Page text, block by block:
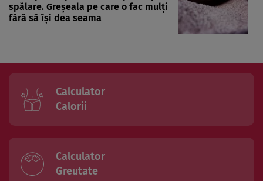
spălare. Greșeala pe care o fac mulți
fără să își dea seama
Calculator
Calorii
Calculator
Greutate